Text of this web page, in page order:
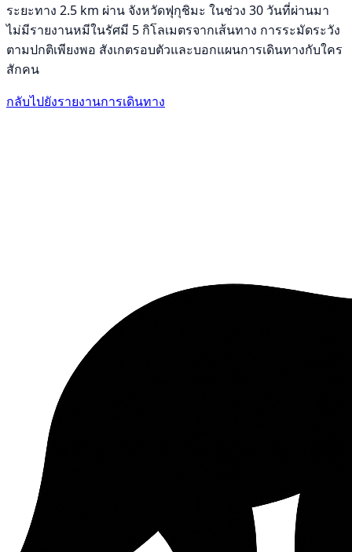
ระยะทาง 2.5 km ผ่าน จังหวัดฟุกุชิมะ ในช่วง 30 วันที่ผ่านมา
ไม่มีรายงานหมีในรัศมี 5 กิโลเมตรจากเส้นทาง การระมัดระวัง
ตามปกติเพียงพอ สังเกตรอบตัวและบอกแผนการเดินทางกับใคร
สักคน
กลับไปยังรายงานการเดินทาง